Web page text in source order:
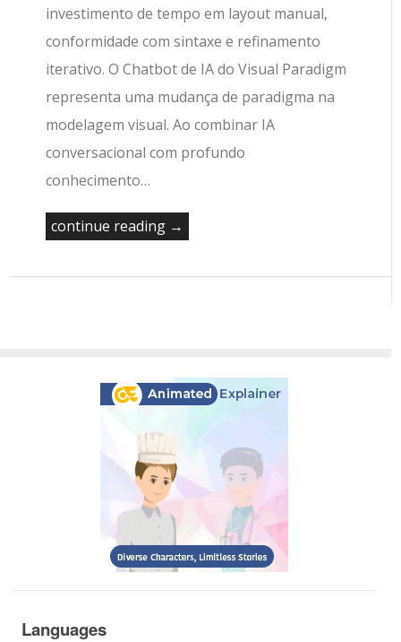
investimento de tempo em layout manual,
conformidade com sintaxe e refinamento
iterativo. O Chatbot de IA do Visual Paradigm
representa uma mudança de paradigma na
modelagem visual. Ao combinar IA
conversacional com profundo
conhecimento…
continue reading →
Languages